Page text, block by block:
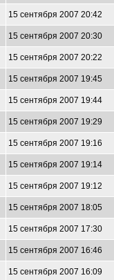
15 сентября 2007 20:42
15 сентября 2007 20:30
15 сентября 2007 20:22
15 сентября 2007 19:45
15 сентября 2007 19:44
15 сентября 2007 19:29
15 сентября 2007 19:16
15 сентября 2007 19:14
15 сентября 2007 19:12
15 сентября 2007 18:05
15 сентября 2007 17:30
15 сентября 2007 16:46
15 сентября 2007 16:09